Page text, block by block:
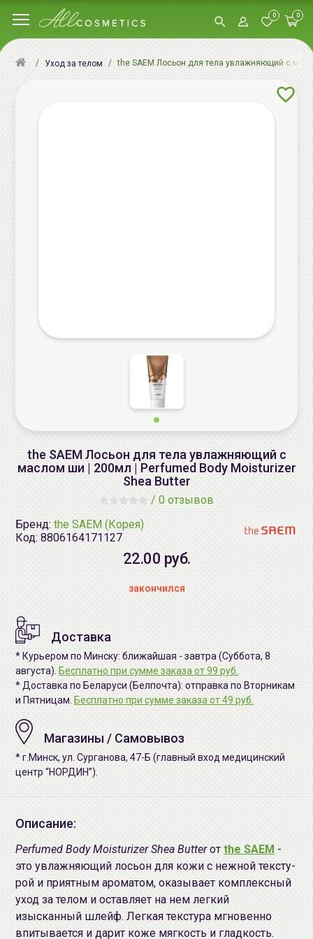
0 0
Уход за телом the SAEM Лосьон для тела увлажняющий с
the SAEM Лосьон для тела увлажняющий с
маслом ши | 200мл | Perfumed Body Moisturizer
Shea Butter
/ 0 отзывов
Бренд: the SAEM (Корея)
Код: 8806164171127
22.00 руб.
закончился
Доставка
* Курьером по Минску: ближайшая - завтра (Суббота, 8
августа). Бесплатно при сумме заказа от 99 руб.
* Доставка по Беларуси (Белпочта): отправка по Вторникам
и Пятницам. Бесплатно при сумме заказа от 49 руб.
Магазины / Самовывоз
* г.Минск, ул. Сурганова, 47-Б (главный вход медицинский
центр “НОРДИН”).
Описание:
Perfumed Body Moisturizer Shea Butterот the SAEM -
это увлажняющий лосьон для кожи с нежной тексту­
рой и приятным ароматом, оказывает комплексный
уход за телом и оста­вляет на нем легкий
изысканный шлейф. Легкая текстура мгновенно
впитывается и дарит коже мягкость и гладкость.